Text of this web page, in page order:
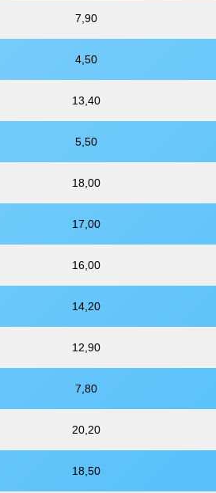
7,90
4,50
13,40
5,50
18,00
17,00
16,00
14,20
12,90
7,80
20,20
18,50